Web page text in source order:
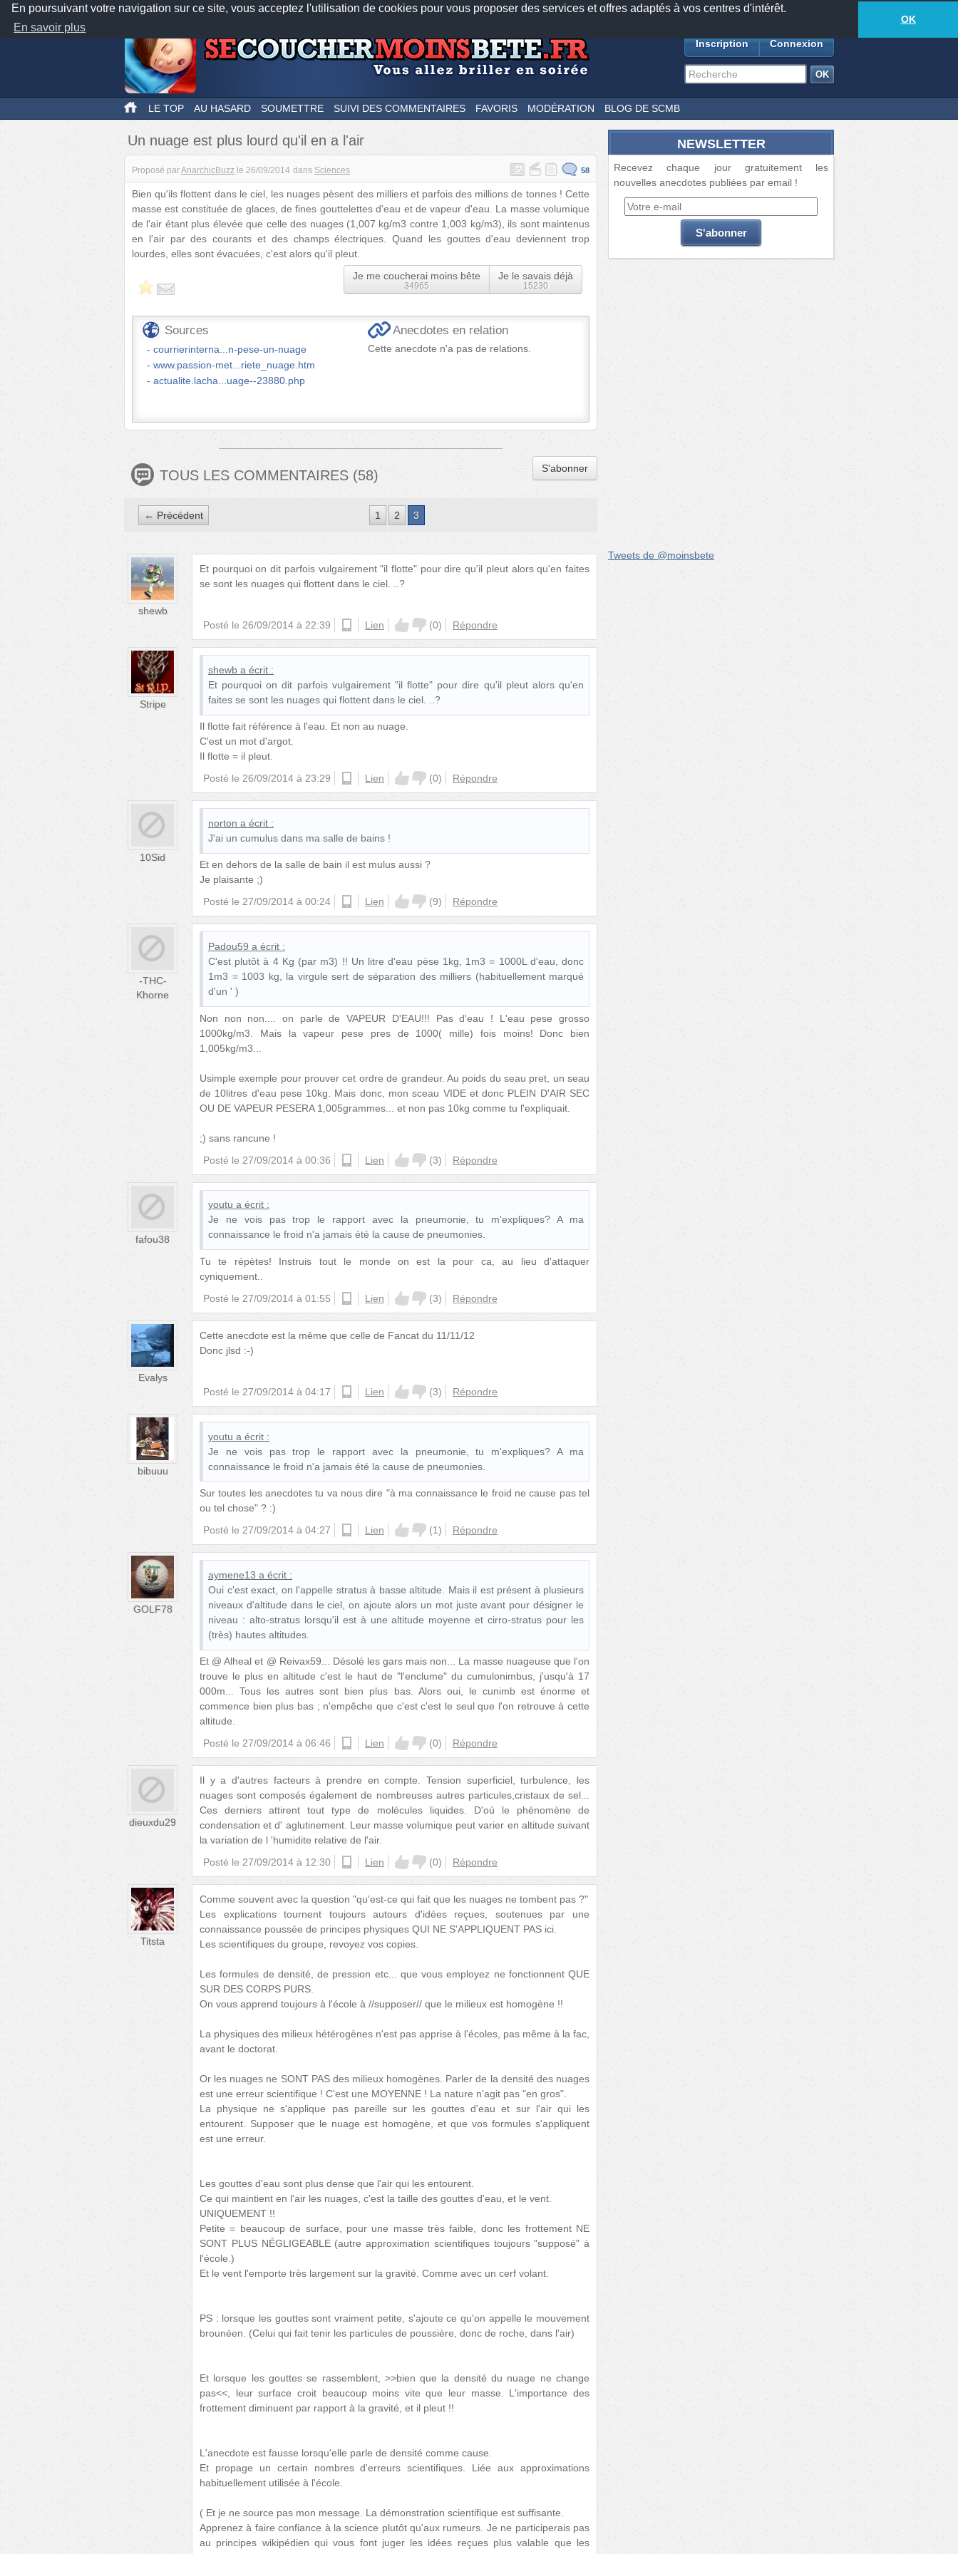
En poursuivant votre navigation sur ce site, vous acceptez l'utilisation de cookies pour vous proposer des services et offres adaptés à vos centres d'intérêt.
En savoir plus
OK
Nos applications mobiles Newsletter Facebook
TwitterFeeds18881anecdotes-380lecteurs connectés
Inscription Connexion
LE TOP AU HASARD SOUMETTRE SUIVI DES COMMENTAIRES FAVORIS MODÉRATION BLOG DE SCMB
Un nuage est plus lourd qu'il en a l'air
Proposé parAnarchicBuzz le 26/09/2014 dans Sciences 58
Bien qu'ils flottent dans le ciel, les nuages pèsent des milliers et parfois des millions de tonnes ! Cette
masse est constituée de glaces, de fines gouttelettes d'eau et de vapeur d'eau. La masse volumique
de l'air étant plus élevée que celle des nuages (1,007 kg/m3 contre 1,003 kg/m3), ils sont maintenus
en l'air par des courants et des champs électriques. Quand les gouttes d'eau deviennent trop
lourdes, elles sont évacuées, c'est alors qu'il pleut.
Je me coucherai moins bête
34965
Je le savais déjà
15230
Sources
courrierinterna...n-pese-un-nuage
www.passion-met...riete_nuage.htm
actualite.lacha...uage--23880.php
Anecdotes en relation
Cette anecdote n'a pas de relations.
TOUS LES COMMENTAIRES (58) S'abonner
← Précédent 1 2 3
shewb
Et pourquoi on dit parfois vulgairement "il flotte" pour dire qu'il pleut alors qu'en faites
se sont les nuages qui flottent dans le ciel. ..?
Posté le 26/09/2014 à 22:39 androidLien (0) Répondre
Stripe
shewb a écrit :
Et pourquoi on dit parfois vulgairement "il flotte" pour dire qu'il pleut alors qu'en
faites se sont les nuages qui flottent dans le ciel. ..?
Il flotte fait référence à l'eau. Et non au nuage.
C'est un mot d'argot.
Il flotte = il pleut.
Posté le 26/09/2014 à 23:29 androidLien (0) Répondre
10Sid
norton a écrit :
J'ai un cumulus dans ma salle de bains !
Et en dehors de la salle de bain il est mulus aussi ?
Je plaisante ;)
Posté le 27/09/2014 à 00:24 androidLien (9) Répondre
-THC-
Khorne
Padou59 a écrit :
C'est plutôt à 4 Kg (par m3) !! Un litre d'eau pèse 1kg, 1m3 = 1000L d'eau, donc
1m3 = 1003 kg, la virgule sert de séparation des milliers (habituellement marqué
d'un ' )
Non non non.... on parle de VAPEUR D'EAU!!! Pas d'eau ! L'eau pese grosso
1000kg/m3. Mais la vapeur pese pres de 1000( mille) fois moins! Donc bien
1,005kg/m3...
Usimple exemple pour prouver cet ordre de grandeur. Au poids du seau pret, un seau
de 10litres d'eau pese 10kg. Mais donc, mon sceau VIDE et donc PLEIN D'AIR SEC
OU DE VAPEUR PESERA 1,005grammes... et non pas 10kg comme tu l'expliquait.
;) sans rancune !
Posté le 27/09/2014 à 00:36 androidLien (3) Répondre
fafou38
youtu a écrit :
Je ne vois pas trop le rapport avec la pneumonie, tu m'expliques? A ma
connaissance le froid n'a jamais été la cause de pneumonies.
Tu te répètes! Instruis tout le monde on est la pour ca, au lieu d'attaquer
cyniquement..
Posté le 27/09/2014 à 01:55 Lien (3) Répondre
Evalys
Cette anecdote est la même que celle de Fancat du 11/11/12
Donc jlsd :-)
Posté le 27/09/2014 à 04:17 androidLien (3) Répondre
bibuuu
youtu a écrit :
Je ne vois pas trop le rapport avec la pneumonie, tu m'expliques? A ma
connaissance le froid n'a jamais été la cause de pneumonies.
Sur toutes les anecdotes tu va nous dire "à ma connaissance le froid ne cause pas tel
ou tel chose" ? :)
Posté le 27/09/2014 à 04:27 Lien (1) Répondre
GOLF78
aymene13 a écrit :
Oui c'est exact, on l'appelle stratus à basse altitude. Mais il est présent à plusieurs
niveaux d'altitude dans le ciel, on ajoute alors un mot juste avant pour désigner le
niveau : alto-stratus lorsqu'il est à une altitude moyenne et cirro-stratus pour les
(très) hautes altitudes.
Et @ Alheal et @ Reivax59... Désolé les gars mais non... La masse nuageuse que l'on
trouve le plus en altitude c'est le haut de "l'enclume" du cumulonimbus, j'usqu'à 17
000m... Tous les autres sont bien plus bas. Alors oui, le cunimb est énorme et
commence bien plus bas ; n'empêche que c'est c'est le seul que l'on retrouve à cette
altitude.
Posté le 27/09/2014 à 06:46 Lien (0) Répondre
dieuxdu29
Il y a d'autres facteurs à prendre en compte. Tension superficiel, turbulence, les
nuages sont composés également de nombreuses autres particules,cristaux de sel...
Ces derniers attirent tout type de molécules liquides. D'où le phénomène de
condensation et d' aglutinement. Leur masse volumique peut varier en altitude suivant
la variation de l 'humidite relative de l'air.
Posté le 27/09/2014 à 12:30 androidLien (0) Répondre
Titsta
Comme souvent avec la question "qu'est-ce qui fait que les nuages ne tombent pas ?"
Les explications tournent toujours autours d'idées reçues, soutenues par une
connaissance poussée de principes physiques QUI NE S'APPLIQUENT PAS ici.
Les scientifiques du groupe, revoyez vos copies.
Les formules de densité, de pression etc... que vous employez ne fonctionnent QUE
SUR DES CORPS PURS.
On vous apprend toujours à l'école à //supposer// que le milieux est homogène !!
La physiques des milieux hétérogènes n'est pas apprise à l'écoles, pas même à la fac,
avant le doctorat.
Or les nuages ne SONT PAS des milieux homogènes. Parler de la densité des nuages
est une erreur scientifique ! C'est une MOYENNE ! La nature n'agit pas "en gros".
La physique ne s'applique pas pareille sur les gouttes d'eau et sur l'air qui les
entourent. Supposer que le nuage est homogène, et que vos formules s'appliquent
est une erreur.
Les gouttes d'eau sont plus dense que l'air qui les entourent.
Ce qui maintient en l'air les nuages, c'est la taille des gouttes d'eau, et le vent.
UNIQUEMENT !!
Petite = beaucoup de surface, pour une masse très faible, donc les frottement NE
SONT PLUS NÉGLIGEABLE (autre approximation scientifiques toujours "supposé" à
l'école.)
Et le vent l'emporte très largement sur la gravité. Comme avec un cerf volant.
PS : lorsque les gouttes sont vraiment petite, s'ajoute ce qu'on appelle le mouvement
brounéen. (Celui qui fait tenir les particules de poussière, donc de roche, dans l'air)
Et lorsque les gouttes se rassemblent, >>bien que la densité du nuage ne change
pas<<, leur surface croit beaucoup moins vite que leur masse. L'importance des
frottement diminuent par rapport à la gravité, et il pleut !!
L'anecdote est fausse lorsqu'elle parle de densité comme cause.
Et propage un certain nombres d'erreurs scientifiques. Liée aux approximations
habituellement utilisée à l'école.
( Et je ne source pas mon message. La démonstration scientifique est suffisante.
Apprenez à faire confiance à la science plutôt qu'aux rumeurs. Je ne participerais pas
au principes wikipédien qui vous font juger les idées reçues plus valable que les
NEWSLETTER
Recevez chaque jour gratuitement les
nouvelles anecdotes publiées par email !
Tweets de @moinsbete